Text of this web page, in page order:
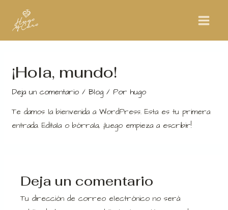
contenido
Menu
¡Hola, mundo!
Deja un comentario /Blog / Porhugo
Te damos la bienvenida a WordPress. Esta es tu primera
entrada. Edítala o bórrala, ¡luego empieza a escribir!
Deja un comentario
Tu dirección de correo electrónico no será